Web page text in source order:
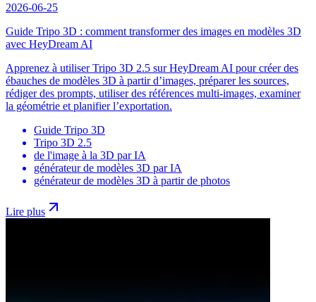
2026-06-25
Guide Tripo 3D : comment transformer des images en modèles 3D
avec HeyDream AI
Apprenez à utiliser Tripo 3D 2.5 sur HeyDream AI pour créer des
ébauches de modèles 3D à partir d’images, préparer les sources,
rédiger des prompts, utiliser des références multi-images, examiner
la géométrie et planifier l’exportation.
Guide Tripo 3D
Tripo 3D 2.5
de l'image à la 3D par IA
générateur de modèles 3D par IA
générateur de modèles 3D à partir de photos
Lire plus